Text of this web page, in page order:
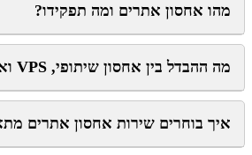
מהו אחסון אתרים ומה תפקידו?
מה ההבדל בין אחסון שיתופי, VPS ואחסון ייעודי?
איך בוחרים שירות אחסון אתרים